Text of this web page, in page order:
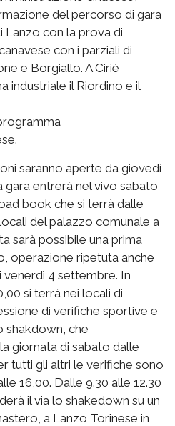
del percorso di gara
Lanzo con la prova di
con i parziali di
e Borgiallo. A Ciriè
industriale il Riordino e il
saranno aperte da giovedì
gara entrerà nel vivo sabato
book che si terrà dalle
del palazzo comunale a
sarà possibile una prima
operazione ripetuta anche
venerdì 4 settembre. In
si terrà nei locali di
di verifiche sportive e
shakdown, che
giornata di sabato dalle
tutti gli altri le verifiche sono
16,00. Dalle 9.30 alle 12.30
il via lo shakedown su un
a Lanzo Torinese in